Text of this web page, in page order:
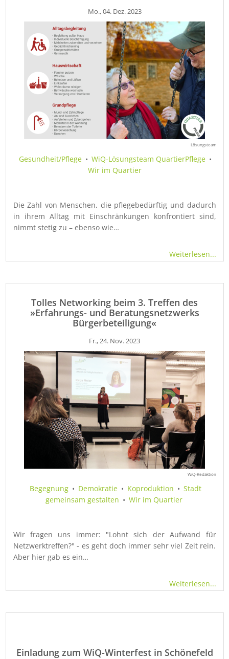
Mo., 04. Dez. 2023
Lösungsteam
Gesundheit/Pflege • WiQ-Lösungsteam QuartierPflege •
Wir im Quartier
Die Zahl von Menschen, die pflegebedürftig und dadurch
in ihrem Alltag mit Einschränkungen konfrontiert sind,
nimmt stetig zu – ebenso wie…
Weiterlesen...
Tolles Networking beim 3. Treffen des
»Erfahrungs- und Beratungsnetzwerks
Bürgerbeteiligung«
Fr., 24. Nov. 2023
WiQ-Redaktion
Begegnung • Demokratie • Koproduktion • Stadt
gemeinsam gestalten • Wir im Quartier
Wir fragen uns immer: "Lohnt sich der Aufwand für
Netzwerktreffen?" - es geht doch immer sehr viel Zeit rein.
Aber hier gab es ein…
Weiterlesen...
Einladung zum WiQ-Winterfest in Schönefeld